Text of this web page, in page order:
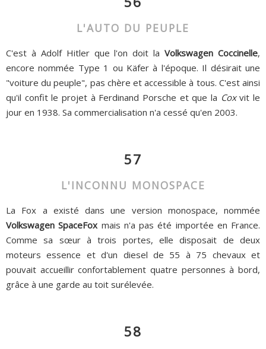
L'AUTO DU PEUPLE
C'est à Adolf Hitler que l'on doit laVolkswagen Coccinelle,
encore nommée Type 1 ou Käfer à l'époque. Il désirait une
"voiture du peuple", pas chère et accessible à tous. C'est ainsi
qu'il confit le projet à Ferdinand Porsche et que la Coxvit le
jour en 1938. Sa commercialisation n'a cessé qu'en 2003.
57
L'INCONNU MONOSPACE
La Fox a existé dans une version monospace, nommée
Volkswagen SpaceFoxmais n'a pas été importée en France.
Comme sa sœur à trois portes, elle disposait de deux
moteurs essence et d'un diesel de 55 à 75 chevaux et
pouvait accueillir confortablement quatre personnes à bord,
grâce à une garde au toit surélevée.
58